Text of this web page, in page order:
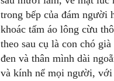
trong bếp của đám người
khoác tấm áo lông cừu
theo sau cụ là con chó
đen và thân mình dài
và kính nể mọi người, với